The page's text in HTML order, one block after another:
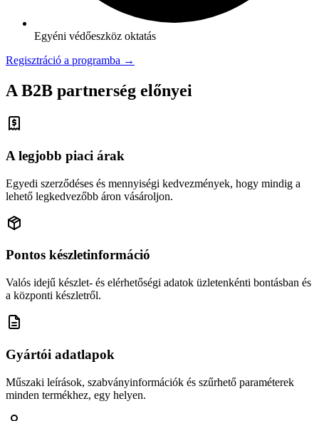
Egyéni védőeszköz oktatás
Regisztráció a programba →
A B2B partnerség előnyei
A legjobb piaci árak
Egyedi szerződéses és mennyiségi kedvezmények, hogy mindig a
lehető legkedvezőbb áron vásároljon.
Pontos készletinformáció
Valós idejű készlet- és elérhetőségi adatok üzletenkénti bontásban és
a központi készletről.
Gyártói adatlapok
Műszaki leírások, szabványinformációk és szűrhető paraméterek
minden termékhez, egy helyen.